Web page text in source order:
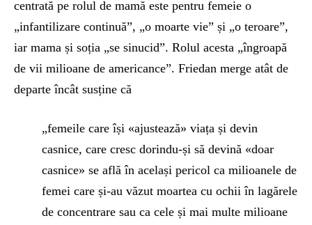
centrată pe rolul de mamă este pentru femeie o
„infantilizare continuă”, „o moarte vie” și „o teroare”,
iar mama și soția „se sinucid”. Rolul acesta „îngroapă
de vii milioane de americance”. Friedan merge atât de
departe încât susține că
„femeile care își «ajustează» viața și devin
casnice, care cresc dorindu-și să devină «doar
casnice» se află în același pericol ca milioanele de
femei care și-au văzut moartea cu ochii în lagărele
de concentrare sau ca cele și mai multe milioane